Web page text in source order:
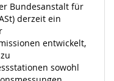
Bundesanstalt für
derzeit ein
entwickelt,
sowohl